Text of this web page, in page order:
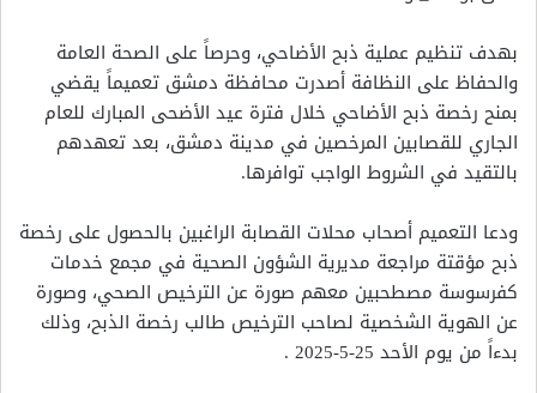
بهدف تنظيم عملية ذبح الأضاحي، وحرصاً على الصحة العامة
والحفاظ على النظافة أصدرت محافظة دمشق تعميماً يقضي
بمنح رخصة ذبح الأضاحي خلال فترة عيد الأضحى المبارك للعام
الجاري للقصابين المرخصين في مدينة دمشق، بعد تعهدهم
بالتقيد في الشروط الواجب توافرها.
ودعا التعميم أصحاب محلات القصابة الراغبين بالحصول على رخصة
ذبح مؤقتة مراجعة مديرية الشؤون الصحية في مجمع خدمات
كفرسوسة مصطحبين معهم صورة عن الترخيص الصحي، وصورة
عن الهوية الشخصية لصاحب الترخيص طالب رخصة الذبح، وذلك
بدءاً من يوم الأحد 25-5-2025 .